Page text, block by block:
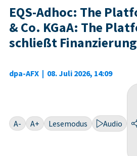
EQS-Adhoc: The
& Co. KGaA: The
schließt
dpa-AFX | 08. Juli 2026, 14:09
A- A+ Lesemodus Audio